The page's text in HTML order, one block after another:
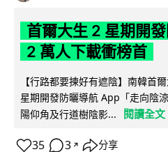
首爾大生 2 星期開
2 萬人下載衝榜首
【行路都要揀好有遮陰】南韓首
星期開發防曬導航 App「走向陰
陽仰角及行道樹陰影...
閱讀全文
35 3 ↗ 分享